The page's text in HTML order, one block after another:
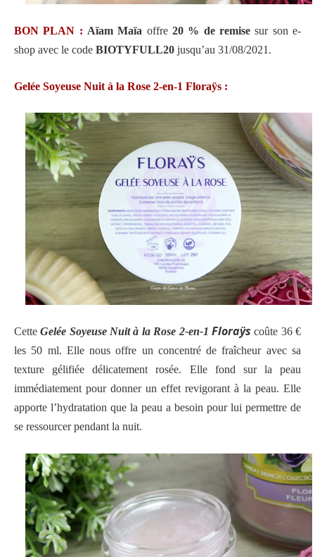
BON PLAN : Aïam Maïa offre20 % de remise sur son e-
shop avec le code BIOTYFULL20 jusqu’au 31/08/2021.
Gelée Soyeuse Nuit à la Rose 2-en-1 Floraÿs :
CetteGelée Soyeuse Nuit à la Rose 2-en-1 Floraÿs coûte 36 €
les 50 ml. Elle nous offre un concentré de fraîcheur avec sa
texture gélifiée délicatement rosée. Elle fond sur la peau
immédiatement pour donner un effet revigorant à la peau. Elle
apporte l’hydratation que la peau a besoin pour lui permettre de
se ressourcer pendant la nuit.